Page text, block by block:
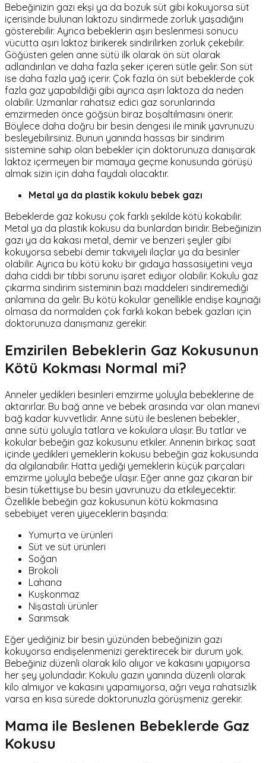
Bebeğinizin gazı ekşi ya da bozuk süt gibi kokuyorsa süt
içerisinde bulunan laktozu sindirmede zorluk yaşadığını
gösterebilir. Ayrıca bebeklerin aşırı beslenmesi sonucu
vücutta aşırı laktoz birikerek sindirilirken zorluk çekebilir.
Göğüsten gelen anne sütü ilk olarak ön süt olarak
adlandırılan ve daha fazla şeker içeren sütle gelir. Son süt
ise daha fazla yağ içerir. Çok fazla ön süt bebeklerde çok
fazla gaz yapabildiği gibi ayrıca aşırı laktoza da neden
olabilir. Uzmanlar rahatsız edici gaz sorunlarında
emzirmeden önce göğsün biraz boşaltılmasını önerir.
Böylece daha doğru bir besin dengesi ile minik yavrunuzu
besleyebilirsiniz. Bunun yanında hassas bir sindirim
sistemine sahip olan bebekler için doktorunuza danışarak
laktoz içermeyen bir mamaya geçme konusunda görüşü
almak sizin için daha faydalı olacaktır.
Metal ya da plastik kokulu bebek gazı
Bebeklerde gaz kokusu çok farklı şekilde kötü kokabilir.
Metal ya da plastik kokusu da bunlardan biridir. Bebeğinizin
gazı ya da kakası metal, demir ve benzeri şeyler gibi
kokuyorsa sebebi demir takviyeli ilaçlar ya da besinler
olabilir. Ayrıca bu kötü koku bir gıdaya hassasiyetini veya
daha ciddi bir tıbbi sorunu işaret ediyor olabilir. Kokulu gaz
çıkarma sindirim sisteminin bazı maddeleri sindiremediği
anlamına da gelir. Bu kötü kokular genellikle endişe kaynağı
olmasa da normalden çok farklı kokan bebek gazları için
doktorunuza danışmanız gerekir.
Emzirilen Bebeklerin Gaz Kokusunun
Kötü Kokması Normal mi?
Anneler yedikleri besinleri emzirme yoluyla bebeklerine de
aktarırlar. Bu bağ anne ve bebek arasında var olan manevi
bağ kadar kuvvetlidir. Anne sütü ile beslenen bebekler,
anne sütü yoluyla tatlara ve kokulara ulaşır. Bu tatlar ve
kokular bebeğin gaz kokusunu etkiler. Annenin birkaç saat
içinde yedikleri yemeklerin kokusu bebeğin gaz kokusunda
da algılanabilir. Hatta yediği yemeklerin küçük parçaları
emzirme yoluyla bebeğe ulaşır. Eğer anne gaz çıkaran bir
besin tükettiyse bu besin yavrunuzu da etkileyecektir.
Özellikle bebeğin gaz kokusunun kötü kokmasına
sebebiyet veren yiyeceklerin başında:
Yumurta ve ürünleri
Süt ve süt ürünleri
Soğan
Brokoli
Lahana
Kuşkonmaz
Nişastalı ürünler
Sarımsak
Eğer yediğiniz bir besin yüzünden bebeğinizin gazı
kokuyorsa endişelenmenizi gerektirecek bir durum yok.
Bebeğiniz düzenli olarak kilo alıyor ve kakasını yapıyorsa
her şey yolundadır. Kokulu gazın yanında düzenli olarak
kilo almıyor ve kakasını yapamıyorsa, ağrı veya rahatsızlık
varsa en kısa sürede doktorunuzla görüşmeniz gerekir.
Mama ile Beslenen Bebeklerde Gaz
Kokusu